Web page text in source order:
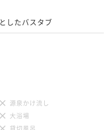
したバスタブ
源泉かけ流し
大浴場
貸切風呂